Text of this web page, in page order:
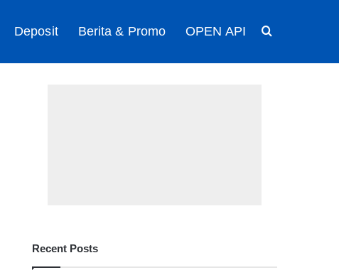
Deposit Berita & Promo OPEN API
Recent Posts